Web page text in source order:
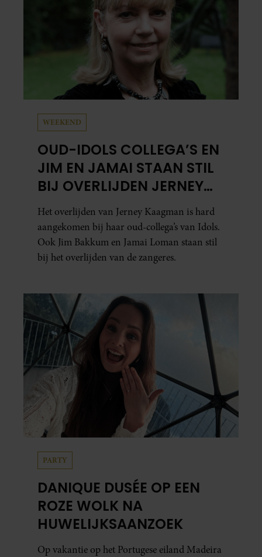
WEEKEND
OUD-IDOLS COLLEGA’S EN
JIM EN JAMAI STAAN STIL
BIJ OVERLIJDEN JERNEY
KAAGMAN
Het overlijden van Jerney Kaagman is hard
aangekomen bij haar oud-collega’s van Idols.
Ook Jim Bakkum en Jamai Loman staan stil
bij het overlijden van de zangeres.
PARTY
DANIQUE DUSÉE OP EEN
ROZE WOLK NA
HUWELIJKSAANZOEK
Op vakantie op het Portugese eiland Madeira